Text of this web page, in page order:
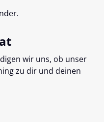
wir uns, ob unser
zu dir und deinen